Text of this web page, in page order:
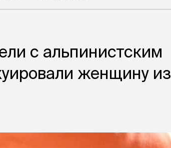
с альпинистским
женщину из